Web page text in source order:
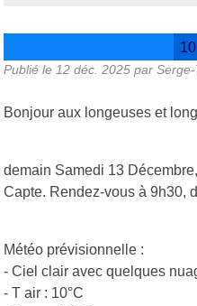
10
Publié le 12 déc. 2025 par
Bonjour aux longeuses et
demain Samedi 13
Capte. Rendez-vous à 9h30,
Météo prévisionnelle :
- Ciel clair avec quelques
- T air : 10°C